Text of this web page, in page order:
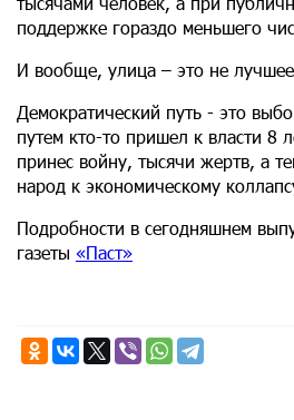
поддержке гораздо меньшего
И вообще, улица – это не
Демократический путь - это
путем кто-то пришел к власти 8
принес войну, тысячи жертв, а
народ к экономическому
Подробности в сегодняшнем
газеты «Паст»